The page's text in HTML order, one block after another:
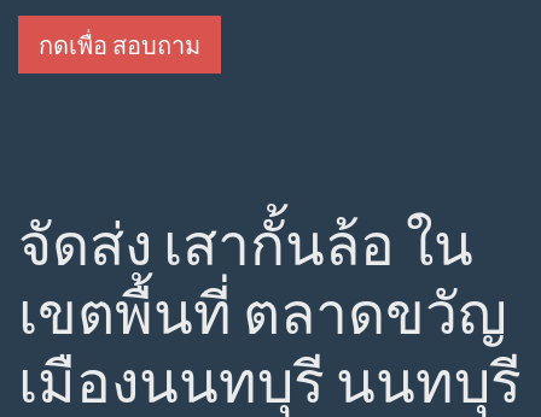
กดเพื่อ สอบถาม
จัดส่ง เสากั้นล้อ ใน
เขตพื้นที่ ตลาดขวัญ
เมืองนนทบุรี นนทบุรี